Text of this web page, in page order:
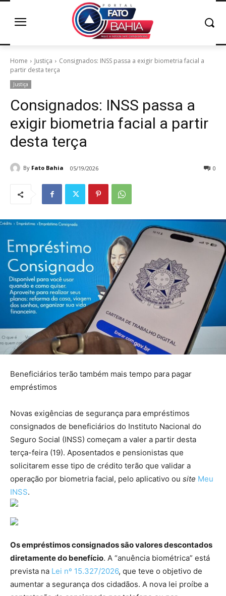
Home Justiça
Consignados: INSS passa a exigir biometria facial a
partir desta terça
Justiça
Consignados: INSS passa a
exigir biometria facial a partir
desta terça
By Fato Bahia 05/19/2026 0
Beneficiários terão também mais tempo para pagar
empréstimos
Novas exigências de segurança para empréstimos
consignados de beneficiários do Instituto Nacional do
Seguro Social (INSS) começam a valer a partir desta
terça-feira (19). Aposentados e pensionistas que
solicitarem esse tipo de crédito terão que validar a
operação por biometria facial, pelo aplicativo ou site Meu
INSS.
Os empréstimos consignados são valores descontados
diretamente do benefício. A “anuência biométrica” está
prevista na Lei nº 15.327/2026, que teve o objetivo de
aumentar a segurança dos cidadãos. A nova lei proíbe a